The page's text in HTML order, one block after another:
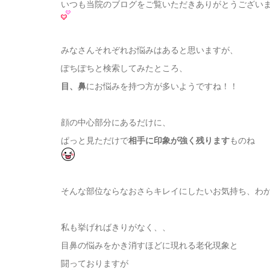
いつも当院のブログをご覧いただきありがとうござい
みなさんそれぞれお悩みはあると思いますが、
ぽちぽちと検索してみたところ、
目、鼻にお悩みを持つ方が多いようですね！！
顔の中心部分にあるだけに、
ぱっと見ただけで相手に印象が強く残りますものね
そんな部位ならなおさらキレイにしたいお気持ち、わ
私も挙げればきりがなく、、
目鼻の悩みをかき消すほどに現れる老化現象と
闘っておりますが